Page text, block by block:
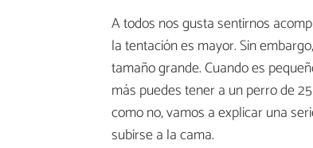
A todos nos gusta sentirnos
la tentación es mayor. Sin embargo,
tamaño grande. Cuando es
más puedes tener a un perro de
como no, vamos a explicar una
subirse a la cama.